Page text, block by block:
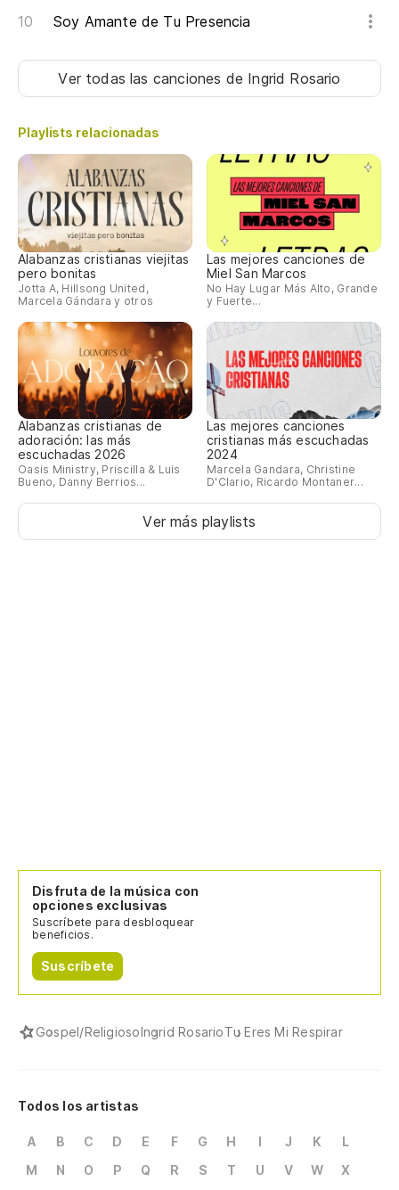
Soy Amante de Tu Presencia
Ver todas las canciones de Ingrid Rosario
Playlists relacionadas
Alabanzas cristianas viejitas
pero bonitas
Jotta A, Hillsong United,
Marcela Gándara y otros
Las mejores canciones de
Miel San Marcos
No Hay Lugar Más Alto, Grande
y Fuerte...
Alabanzas cristianas de
adoración: las más
escuchadas 2026
Oasis Ministry, Priscilla & Luis
Bueno, Danny Berrios...
Las mejores canciones
cristianas más escuchadas
2024
Marcela Gandara, Christine
D'Clario, Ricardo Montaner...
Ver más playlists
Disfruta de la música con
opciones exclusivas
Suscríbete para desbloquear
beneficios.
Suscríbete
Gospel/ReligiosoIngrid RosarioTu Eres Mi Respirar
Todos los artistas
A B C D E F G H I J K
L
M
N O P Q R S T U V W
X